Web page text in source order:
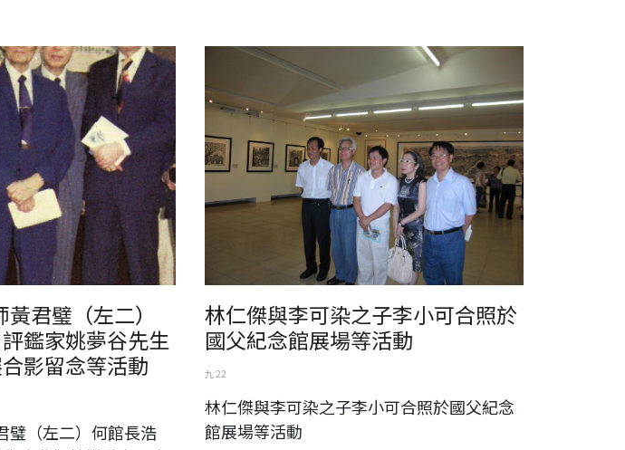
）何館長浩天，名評鑑家姚夢
念等活動
君璧（左二）
鑑家姚夢谷先生
影留念等活動
璧（左二）何館長浩
林仁傑與李可染之子李小可合照於國父紀念館展場等活動
林仁傑與李可染之子李小可合照於
國父紀念館展場等活動
九 22
林仁傑與李可染之子李小可合照於國父紀念
館展場等活動